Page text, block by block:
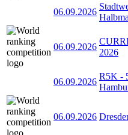
06.09.2026
06.09.2026
2026
06.09.2026
R5K -
06.09.2026